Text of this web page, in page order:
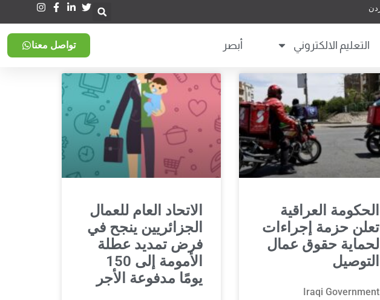
التعليم الالكتروني أبصر تواصل معنا
الحكومة العراقية
تعلن حزمة إجراءات
لحماية حقوق عمال
التوصيل
Iraqi Government
الاتحاد العام للعمال
الجزائريين ينجح في
فرض تمديد عطلة
الأمومة إلى 150
يومًا مدفوعة الأجر